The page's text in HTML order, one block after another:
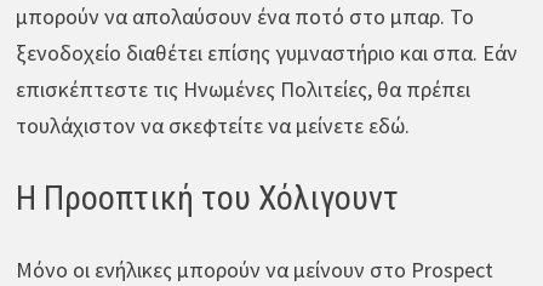
μπορούν να απολαύσουν ένα ποτό στο μπαρ. Το
ξενοδοχείο διαθέτει επίσης γυμναστήριο και σπα. Εάν
επισκέπτεστε τις Ηνωμένες Πολιτείες, θα πρέπει
τουλάχιστον να σκεφτείτε να μείνετε εδώ.
Η Προοπτική του Χόλιγουντ
Μόνο οι ενήλικες μπορούν να μείνουν στο Prospect